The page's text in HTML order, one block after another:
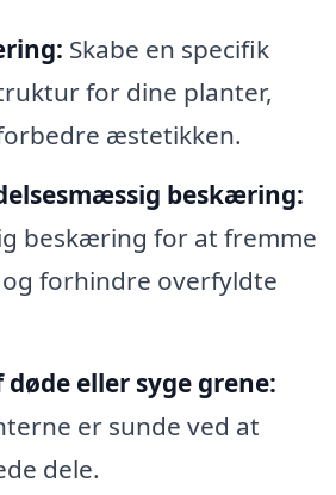
Skabe en specifik
for dine planter,
æstetikken.
beskæring:
beskæring for at fremme
forhindre overfyldte
døde eller syge grene:
er sunde ved at
dele.